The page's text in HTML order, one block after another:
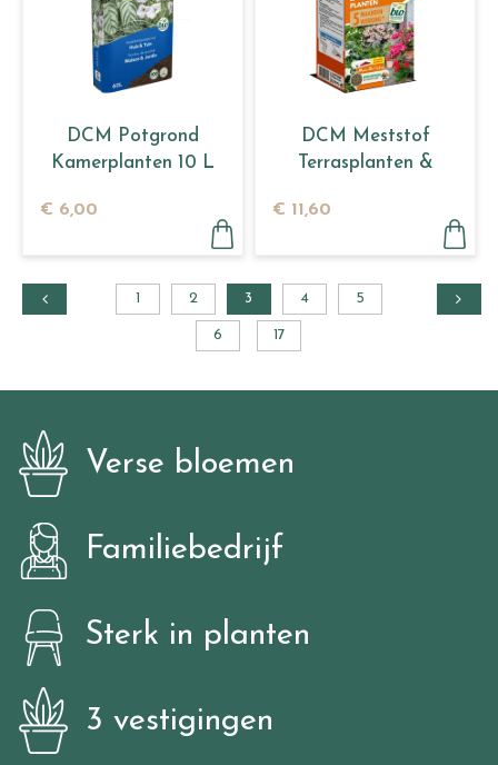
DCM Potgrond
Kamerplanten 10 L
€ 6,00
DCM Meststof
Terrasplanten &
€ 11,60
1 2 3 4 5
6 17
Verse bloemen
Familiebedrijf
Sterk in planten
3 vestigingen